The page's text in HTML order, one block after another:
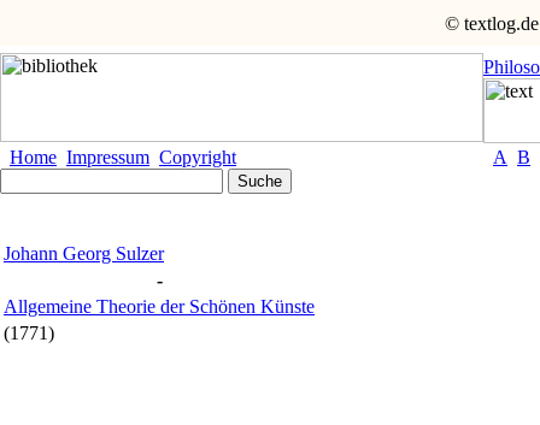
© textlog.de
Home Impressum Copyright A B
Johann Georg Sulzer
-
Allgemeine Theorie der Schönen Künste
(1771)